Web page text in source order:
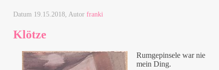
Datum 19.15.2018, Autorfranki
Klötze
Rumgepinsele war nie
mein Ding.